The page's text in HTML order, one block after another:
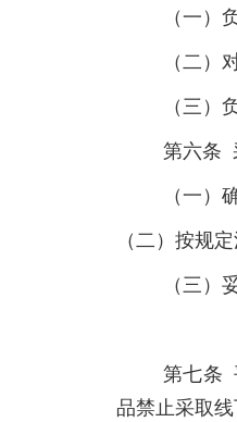
（一）
（二）
（三）
第六条
（一）
（二）按规
（三）
第七条
品禁止采取线